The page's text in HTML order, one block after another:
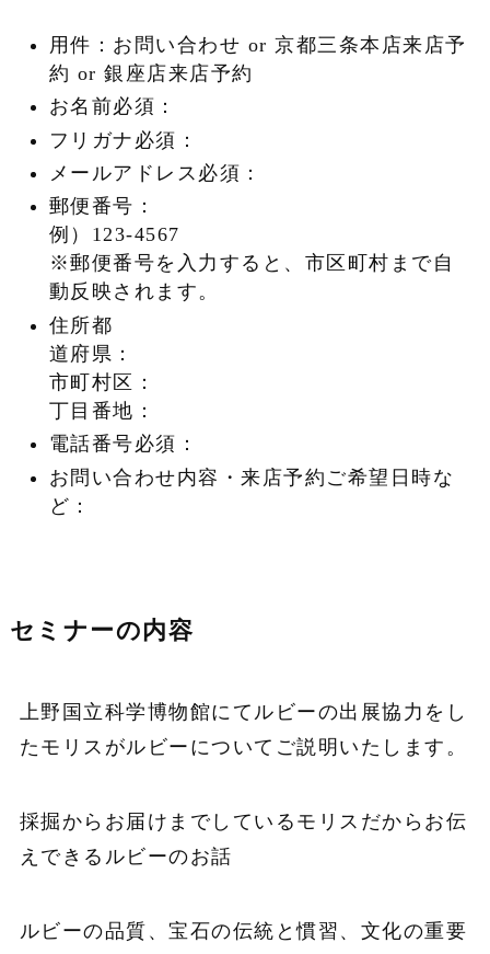
用件：お問い合わせ or 京都三条本店来店予
約 or 銀座店来店予約
お名前必須：
フリガナ必須：
メールアドレス必須：
郵便番号：
例）123-4567
※郵便番号を入力すると、市区町村まで自
動反映されます。
住所都
道府県：
市町村区：
丁目番地：
電話番号必須：
お問い合わせ内容・来店予約ご希望日時な
ど：
セミナーの内容
上野国立科学博物館にてルビーの出展協力をし
たモリスがルビーについてご説明いたします。
採掘からお届けまでしているモリスだからお伝
えできるルビーのお話
ルビーの品質、宝石の伝統と慣習、文化の重要